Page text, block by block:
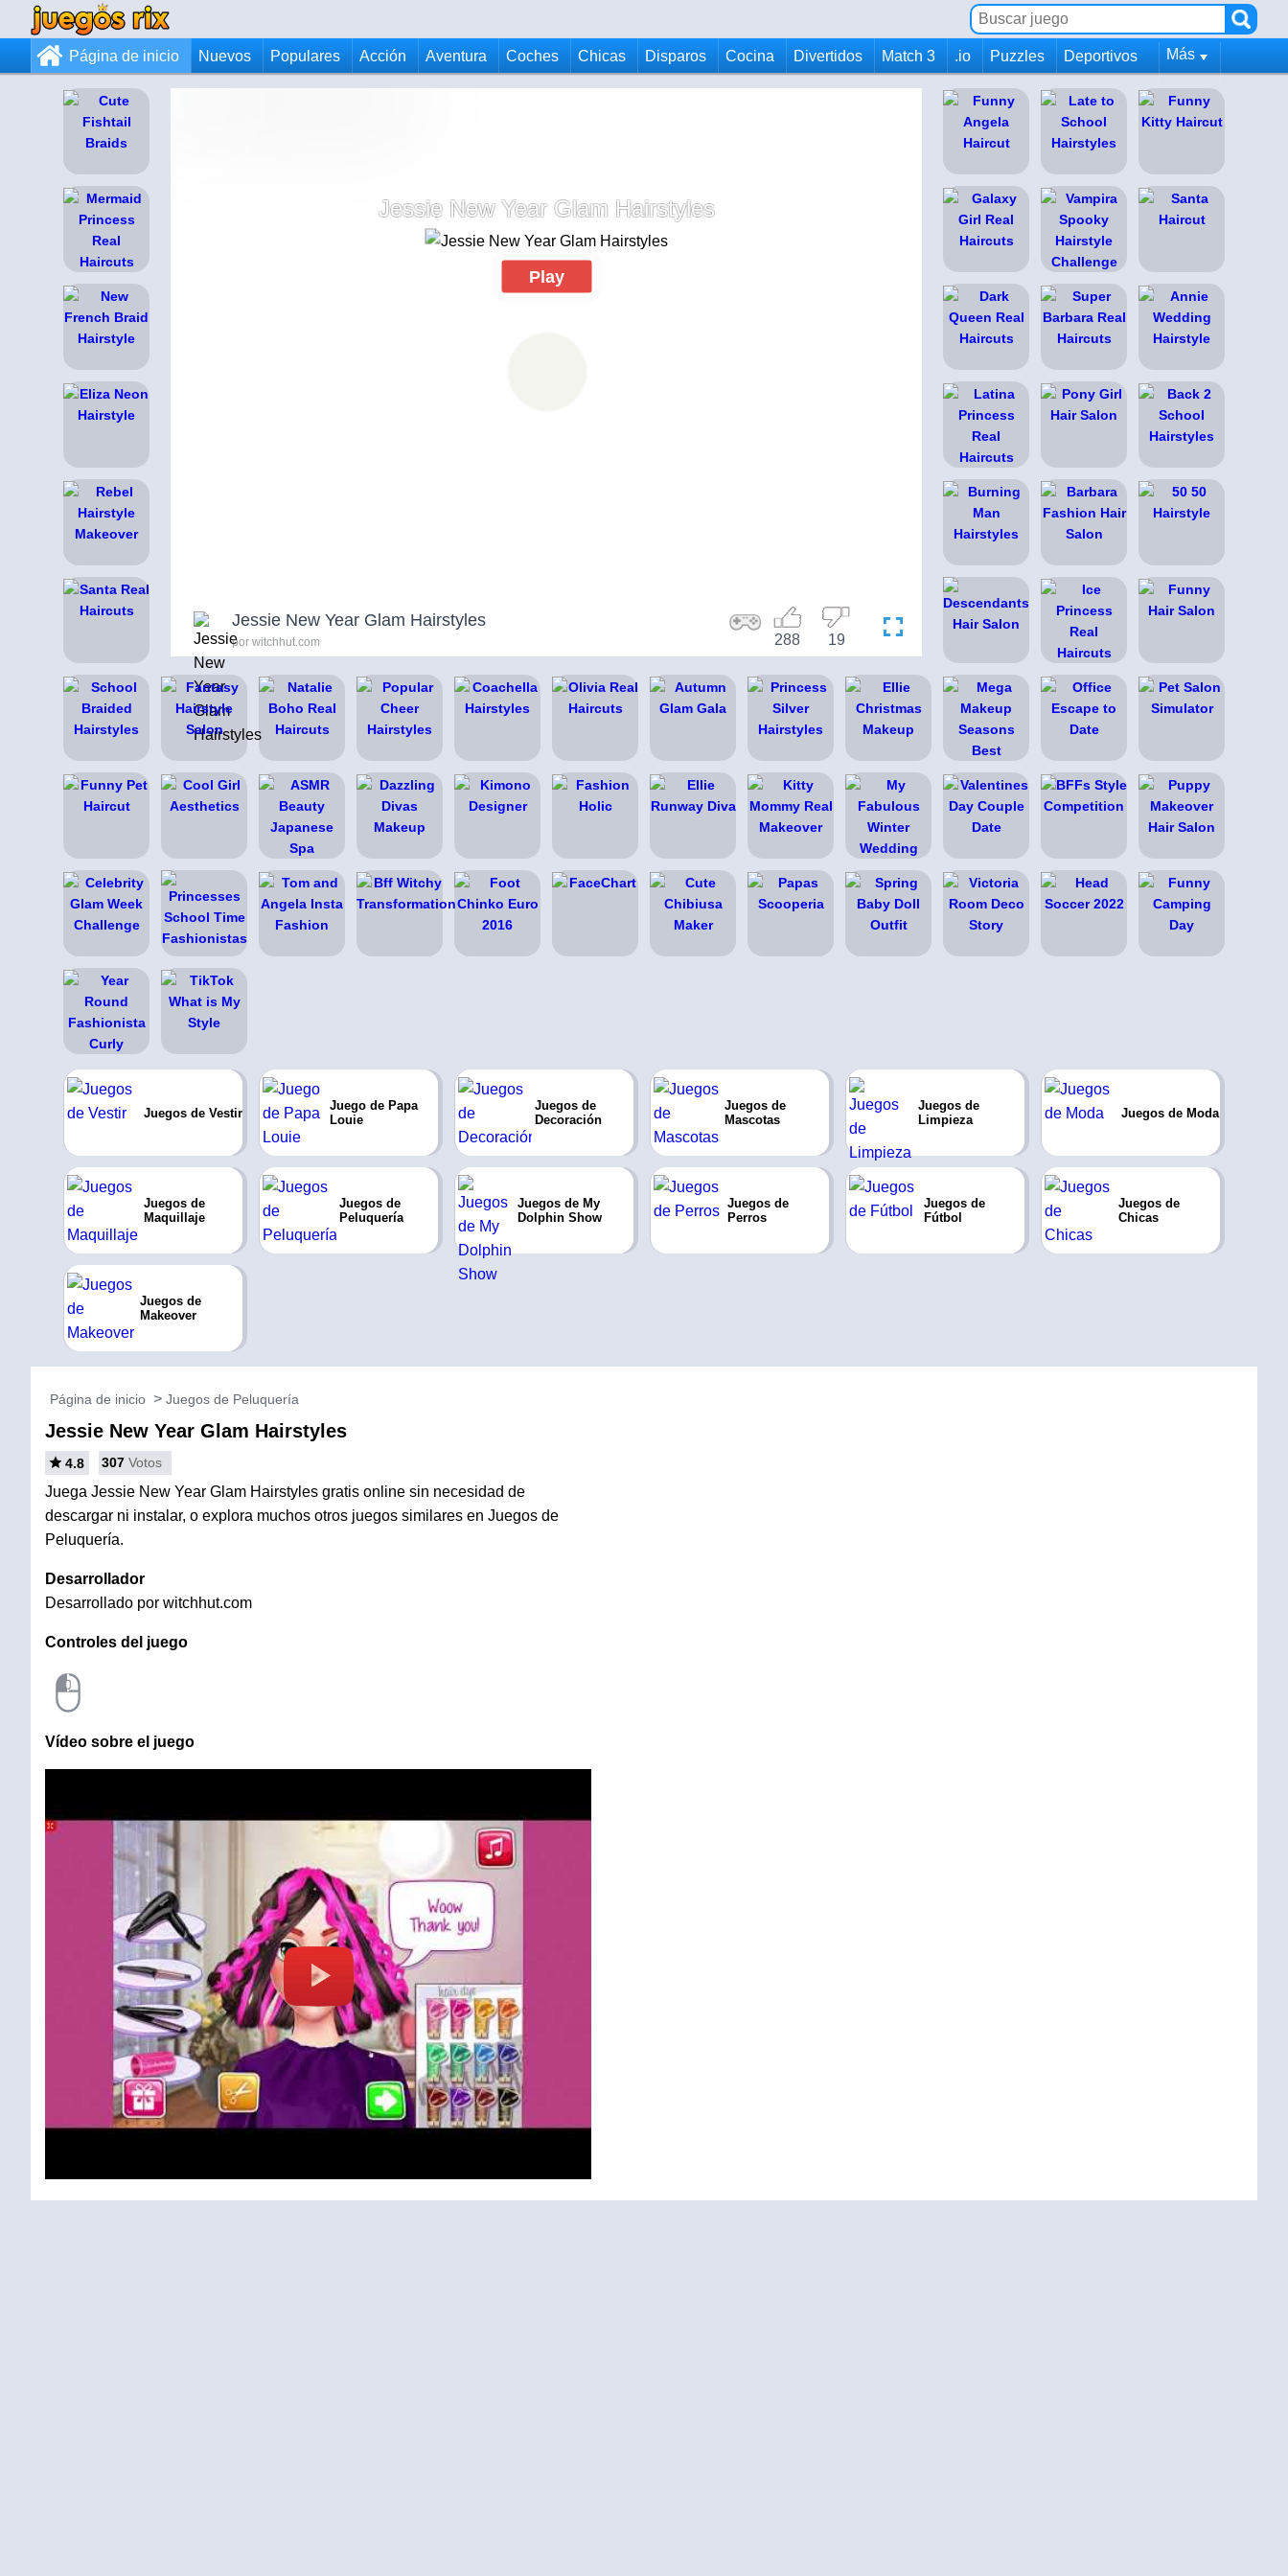
Página de inicio Nuevos Populares Acción Aventura Coches Chicas Disparos Cocina Divertidos Match 3 .io Puzzles Deportivos Más
Jessie New Year Glam Hairstyles
Play
Jessie New Year Glam Hairstyles
por witchhut.com 19
288
Juegos de Vestir
Juego de Papa
Louie
Juegos de
Decoración
Juegos de
Mascotas
Juegos de
Limpieza
Juegos de Moda
Juegos de
Maquillaje
Juegos de
Peluquería
Juegos de My
Dolphin Show
Juegos de
Perros
Juegos de
Fútbol
Juegos de
Chicas
Juegos de
Makeover
Página de inicio Juegos de Peluquería
Jessie New Year Glam Hairstyles
4.8 307 Votos
Juega Jessie New Year Glam Hairstyles gratis online sin necesidad de
descargar ni instalar, o explora muchos otros juegos similares en Juegos de
Peluquería.
Desarrollador
Desarrollado por witchhut.com
Controles del juego
Vídeo sobre el juego